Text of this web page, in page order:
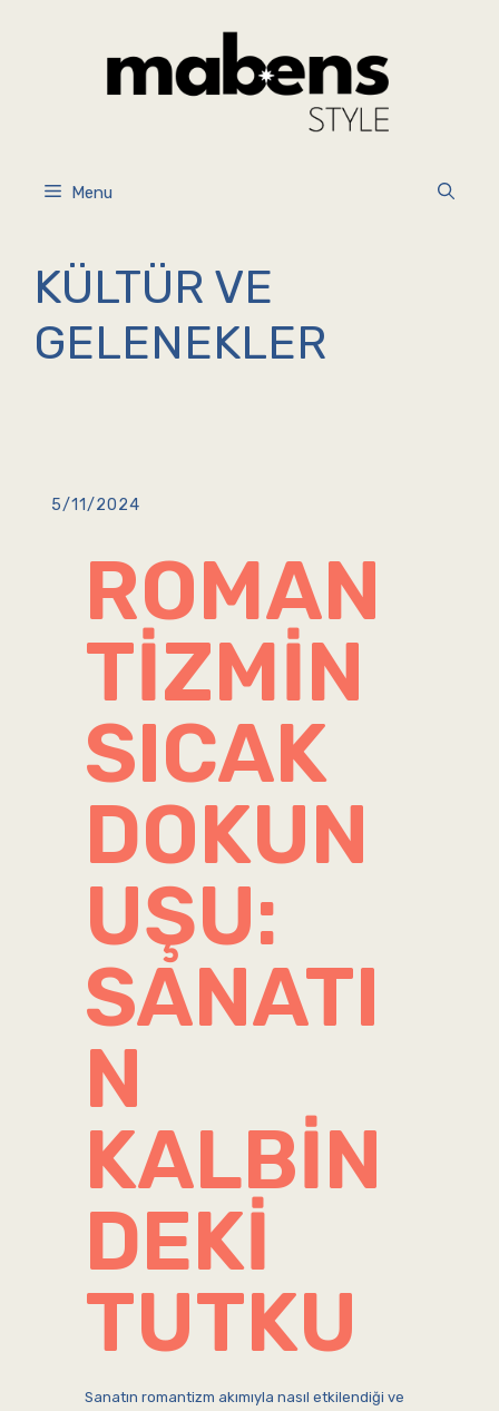
Menu
KÜLTÜR VE
GELENEKLER
5/11/2024
ROMAN
TIZMIN
SICAK
DOKUN
UŞU:
SANATI
N
KALBIN
DEKI
TUTKU
Sanatın romantizm akımıyla nasıl etkilendiği ve